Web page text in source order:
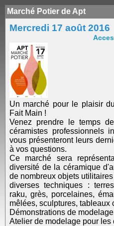
Marché Potier de Apt
Mercredi 17 août 2016
Un marché pour le plaisir
Fait Main !
Venez prendre le temps
céramistes professionnels
vous présenteront leurs
à vos questions.
Ce marché sera
diversité de la céramique
de nombreux objets
diverses techniques :
raku, grès, porcelaines,
mêlées, sculptures, tableaux
Démonstrations de
Atelier de modelage pour les